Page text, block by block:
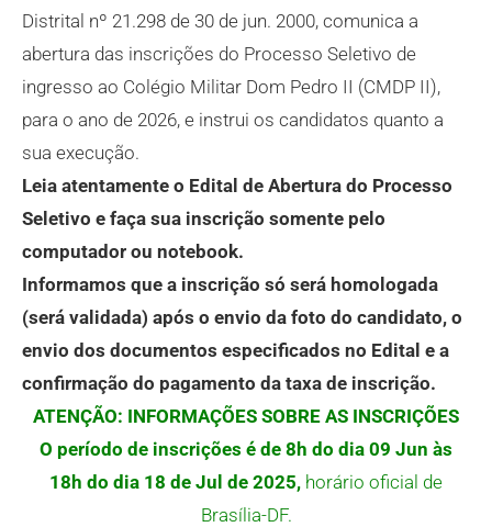
Distrital nº 21.298 de 30 de jun. 2000, comunica a
abertura das inscrições do Processo Seletivo de
ingresso ao Colégio Militar Dom Pedro II (CMDP II),
para o ano de 2026, e instrui os candidatos quanto a
sua execução.
Leia atentamente o Edital de Abertura do Processo
Seletivo e faça sua inscrição somente pelo
computador ou notebook.
Informamos que a inscrição só será homologada
(será validada) após o envio da foto do candidato, o
envio dos documentos especificados no Edital e a
confirmação do pagamento da taxa de inscrição.
ATENÇÃO: INFORMAÇÕES SOBRE AS INSCRIÇÕES
O período de inscrições é de 8h do dia 09 Jun às
18h do dia 18 de Jul de 2025, horário oficial de
Brasília-DF.